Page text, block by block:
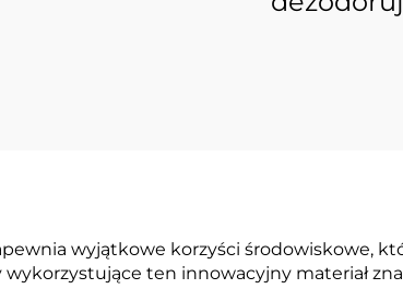
wyjątkowe korzyści środowiskowe,
ten innowacyjny materiał